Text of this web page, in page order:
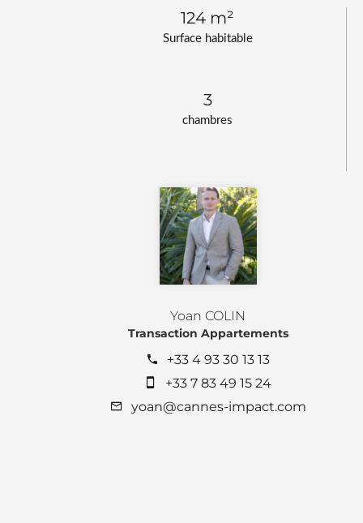
Surface habitable
124 m²
chambres
3
Yoan COLIN
Transaction Appartements
+33 4 93 30 13 13
+33 7 83 49 15 24
yoan@cannes-impact.com